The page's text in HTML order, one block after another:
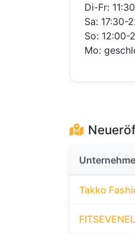
Di-Fr:
Sa: 17:30-
So: 12:00-
Mo:
Takko